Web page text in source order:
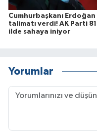
Cumhurbaşkanı Erdoğan
talimatı verdi! AK Parti 81
ilde sahaya iniyor
Yorumlar